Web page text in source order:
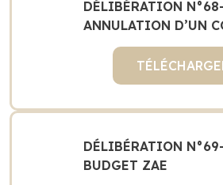
DÉLIBÉRATION
ANNULATION D’UN
DÉLIBÉRATION
BUDGET ZAE